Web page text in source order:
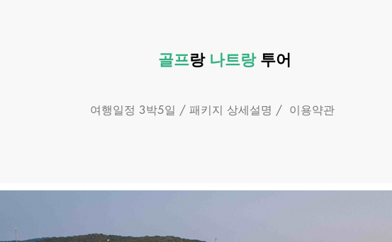
골프랑 ​ 나트랑투어
여행일정 3박5일 / 패키지 상세설명 /  이용약관